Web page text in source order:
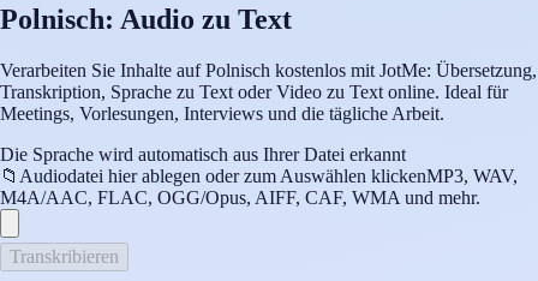
Polnisch: Audio zu Text
Verarbeiten Sie Inhalte auf Polnisch kostenlos mit JotMe: Übersetzung,
Transkription, Sprache zu Text oder Video zu Text online. Ideal für
Meetings, Vorlesungen, Interviews und die tägliche Arbeit.
Die Sprache wird automatisch aus Ihrer Datei erkannt
📁 Audiodatei hier ablegen oder zum Auswählen klickenMP3, WAV,
M4A/AAC, FLAC, OGG/Opus, AIFF, CAF, WMA und mehr.
Transkribieren